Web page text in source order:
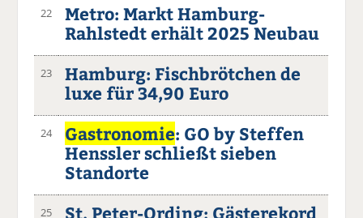
22
Metro: Markt Hamburg-
Rahlstedt erhält 2025 Neubau
23
Hamburg: Fischbrötchen de
luxe für 34,90 Euro
24 Gastronomie: GO by Steffen
Henssler schließt sieben
Standorte
25 St. Peter-Ording: Gästerekord